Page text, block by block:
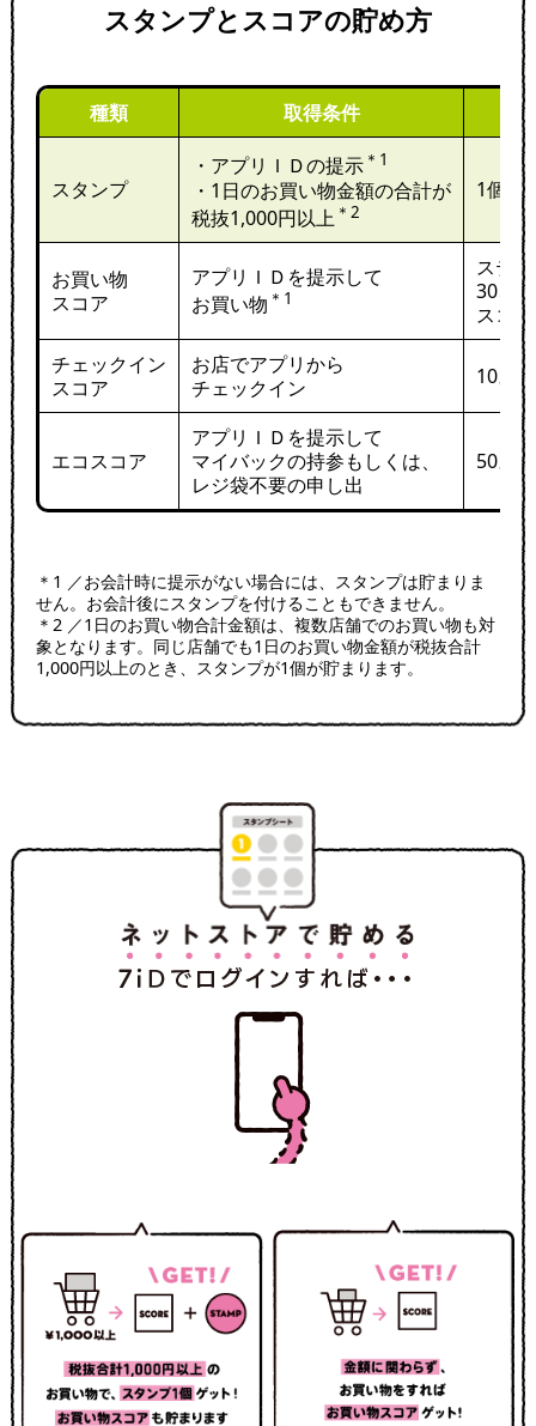
スタンプとスコアの貯め方
種類 取得条件
スタンプ
・アプリＩＤの提示 ＊1
・1日のお買い物金額の合計が
税抜1,000円以上 ＊2
1個
お買い物
スコア
アプリＩＤを提示して
お買い物 ＊1
ステ
30、
スコア
チェックイン
スコア
お店でアプリから
チェックイン
10ス
エコスコア
アプリＩＤを提示して
マイバックの持参もしくは、
レジ袋不要の申し出
50ス
＊1 ／お会計時に提示がない場合には、スタンプは貯まりま
せん。お会計後にスタンプを付けることもできません。
＊2 ／1日のお買い物合計金額は、複数店舗でのお買い物も対
象となります。同じ店舗でも1日のお買い物金額が税抜合計
1,000円以上のとき、スタンプが1個が貯まります。